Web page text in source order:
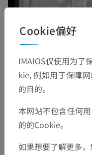
Cookie偏好
IMAIOS仅使用为了
kie, 例如用于保障
的目的。
本网站不包含任何
的的Cookie。
如果想要了解更多